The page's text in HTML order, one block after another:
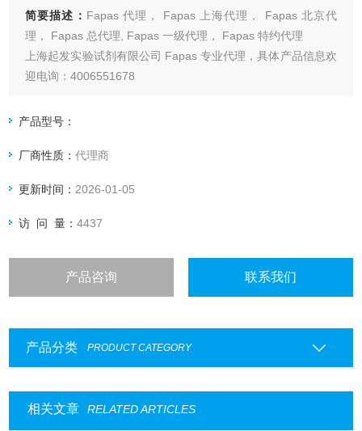
简要描述： Fapas 代理， Fapas 上海代理， Fapas 北京代
理， Fapas 总代理, Fapas 一级代理， Fapas 特约代理
上海起发实验试剂有限公司 Fapas 专业代理，具体产品信息欢
迎电询：4006551678
产品型号：
厂商性质：代理商
更新时间： 2026-01-05
访 问 量：4437
产品咨询 联系我们
产品分类 PRODUCT CATEGORY
相关文章 RELATED ARTICLES